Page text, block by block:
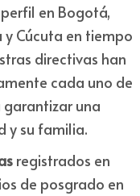
en Bogotá,
Cúcuta en tiempo
directivas han
cada uno de
garantizar una
y su familia.
registrados en
de posgrado en